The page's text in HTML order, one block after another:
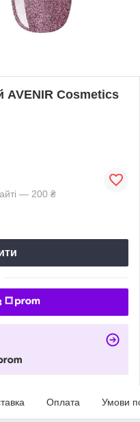
AVENIR Cosmetics
— 200 ₴
Оплата Умови